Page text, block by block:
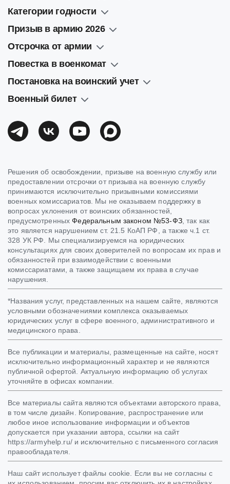
Категории годности
Призыв в армию 2026
Отсрочка от армии
Повестка в военкомат
Постановка на воинский учет
Военный билет
Решения об освобождении, призыве на военную службу или
предоставлении отсрочки от призыва на военную службу
принимаются исключительно призывными комиссиями
военных комиссариатов. Мы не оказываем поддержку в
вопросах уклонения от воинских обязанностей,
предусмотренныхФедеральным законом №53-ФЗ, так как
это является нарушением ст. 21.5 КоАП РФ, а также ч.1 ст.
328 УК РФ. Мы специализируемся на юридических
консультациях для своих доверителей по вопросам их прав и
обязанностей при взаимодействии с военными
комиссариатами, а также защищаем их права в случае
нарушения.
*Названия услуг, представленных на нашем сайте, являются
условными обозначениями комплекса оказываемых
юридических услуг в сфере военного, административного и
медицинского права.
Все публикации и материалы, размещенные на сайте, носят
исключительно информационный характер и не являются
публичной офертой. Актуальную информацию об услугах
уточняйте в офисах компании.
Все материалы сайта являются объектами авторского права,
в том числе дизайн. Копирование, распространение или
любое иное использование информации и объектов
допускается при указании автора, ссылки на сайт
https://armyhelp.ru/ и исключительно с письменного согласия
правообладателя.
Наш сайт использует файлы cookie. Если вы не согласны с